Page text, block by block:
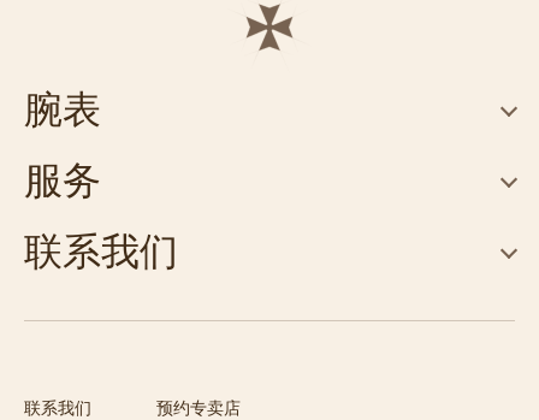
联系我们
预约专卖店
腕表
服务
联系我们